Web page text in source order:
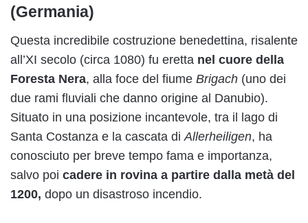
(Germania)
Questa incredibile costruzione benedettina, risalente
all’XI secolo (circa 1080) fu eretta nel cuore della
Foresta Nera, alla foce del fiume Brigach (uno dei
due rami fluviali che danno origine al Danubio).
Situato in una posizione incantevole, tra il lago di
Santa Costanza e la cascata di Allerheiligen, ha
conosciuto per breve tempo fama e importanza,
salvo poi cadere in rovina a partire dalla metà del
1200, dopo un disastroso incendio.